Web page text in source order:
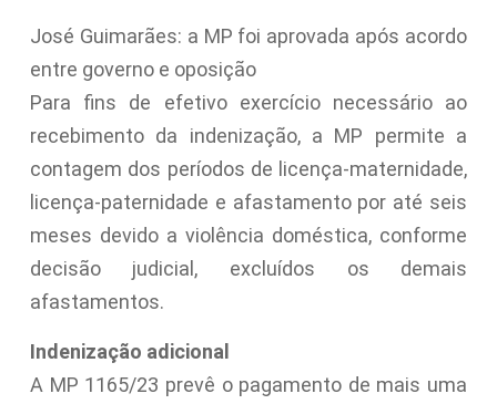
José Guimarães: a MP foi aprovada após acordo
entre governo e oposição
Para fins de efetivo exercício necessário ao
recebimento da indenização, a MP permite a
contagem dos períodos de licença-maternidade,
licença-paternidade e afastamento por até seis
meses devido a violência doméstica, conforme
decisão judicial, excluídos os demais
afastamentos.
Indenização adicional
A MP 1165/23 prevê o pagamento de mais uma